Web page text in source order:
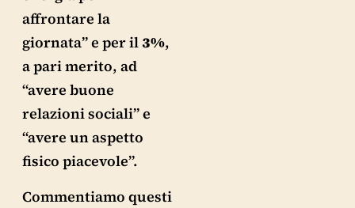
affrontare la
giornata” e per il3%,
a pari merito, ad
“avere buone
relazioni sociali” e
“avere un aspetto
fisico piacevole”.
Commentiamo questi